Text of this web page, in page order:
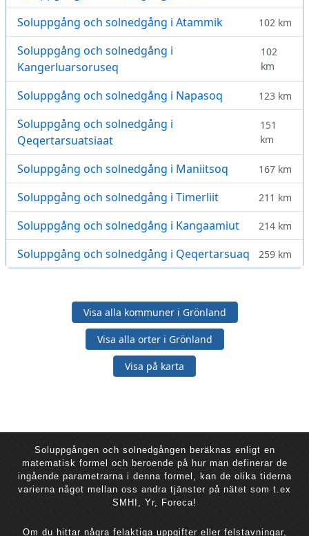
Soluppgång och solnedgång i Atammik 102 km
Soluppgång och solnedgång i
Kangerluarsoruseq
102
km
Soluppgång och solnedgång i Napasoq 123 km
Soluppgång och solnedgång i
Qeqertarsuatsiaat
151
km
Soluppgång och solnedgång i Maniitsoq 167 km
Soluppgång och solnedgång i Timerliit 211 km
Soluppgång och solnedgång i Kangaamiut 214 km
Soluppgång och solnedgång i Qeqertarsuaq 259 km
Visa alla kommuner i Grönland
Visa alla orter i Grönland
Visa på karta
Soluppgången och solnedgången beräknas enligt en
matematisk formel och beroende på hur man definerar de
ingående parametrarna i denna formel, kan de olika tiderna
varierna något mellan oss andra tjänster på nätet som t.ex
SMHI, Yr, Foreca!
Om du hittar några felaktiga uppgifter eller felstavningar,